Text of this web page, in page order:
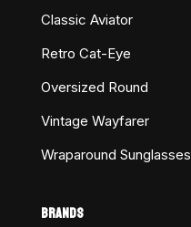
Classic Aviator
Retro Cat-Eye
Oversized Round
Vintage Wayfarer
Wraparound Sunglasses
BRANDS